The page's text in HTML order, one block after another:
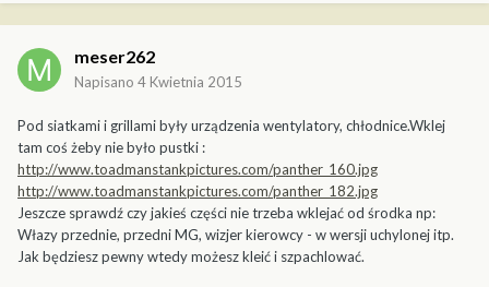
meser262
Napisano 4 Kwietnia 2015
Pod siatkami i grillami były urządzenia wentylatory, chłodnice.Wklej
tam coś żeby nie było pustki :
http://www.toadmanstankpictures.com/panther_160.jpg
http://www.toadmanstankpictures.com/panther_182.jpg
Jeszcze sprawdź czy jakieś części nie trzeba wklejać od środka np:
Włazy przednie, przedni MG, wizjer kierowcy - w wersji uchylonej itp.
Jak będziesz pewny wtedy możesz kleić i szpachlować.